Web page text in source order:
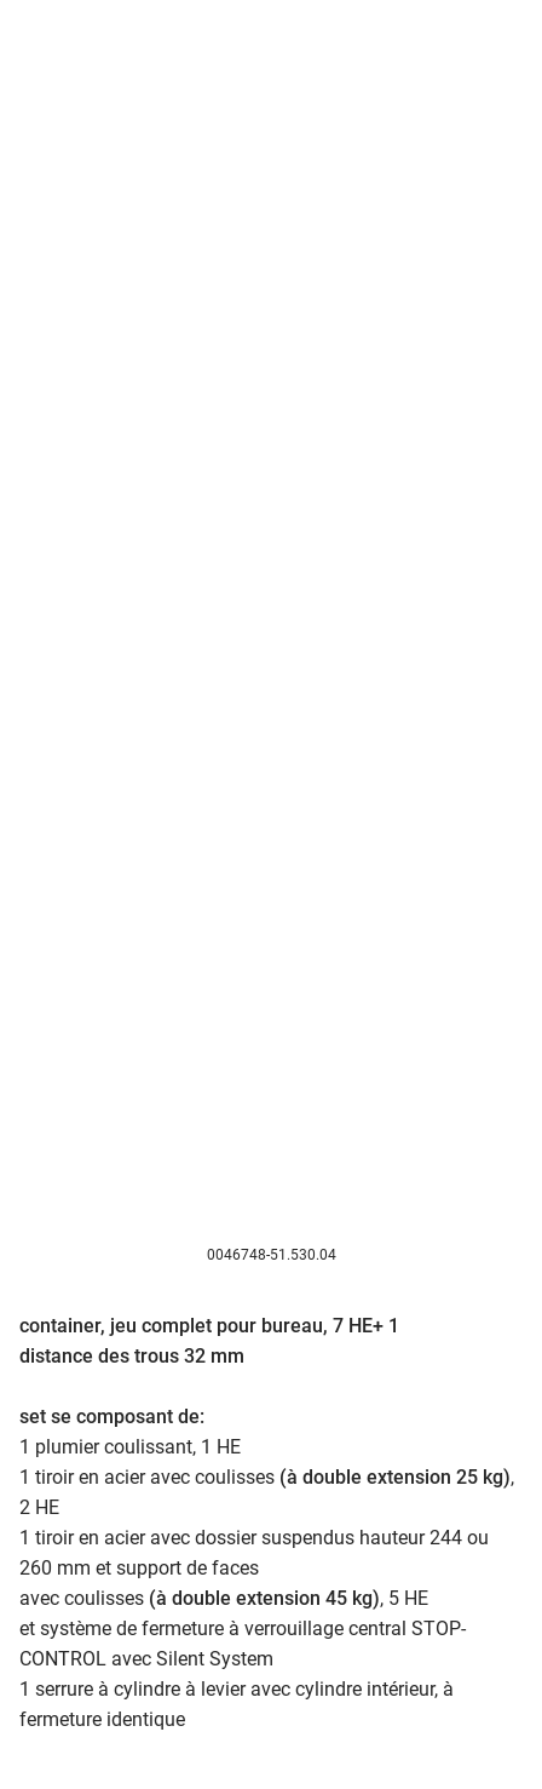
0046748-51.530.04
container, jeu complet pour bureau, 7 HE+ 1
distance des trous 32 mm
set se composant de:
1 plumier coulissant, 1 HE
1 tiroir en acier avec coulisses (à double extension 25 kg),
2 HE
1 tiroir en acier avec dossier suspendus hauteur 244 ou
260 mm et support de faces
avec coulisses (à double extension 45 kg), 5 HE
et système de fermeture à verrouillage central STOP-
CONTROL avec Silent System
​​​​​​​1 serrure à cylindre à levier avec cylindre intérieur, à
fermeture identique